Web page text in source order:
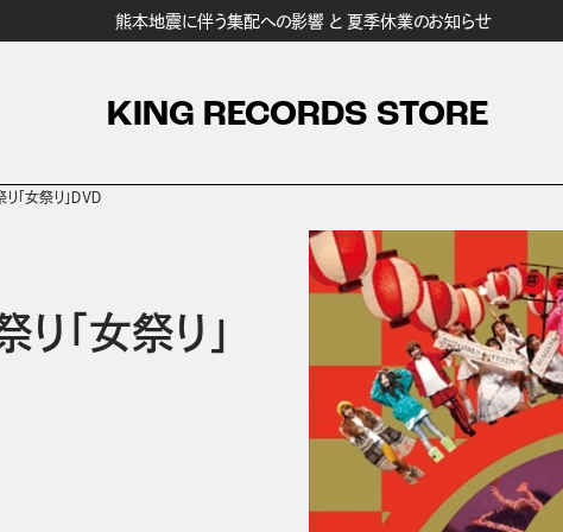
熊本地震に伴う集配への影響 と 夏季休業のお知らせ
KING RECORDS STORE
女祭り」ＤＶＤ
「女祭り」